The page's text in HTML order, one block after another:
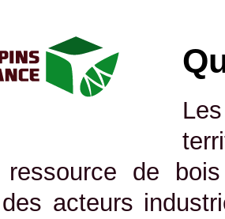
ressource de
acteurs